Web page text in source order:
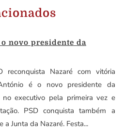
novo presidente da
reconquista Nazaré com vitória
é o novo presidente da
no executivo pela primeira vez e
PSD conquista também a
Junta da Nazaré. Festa...